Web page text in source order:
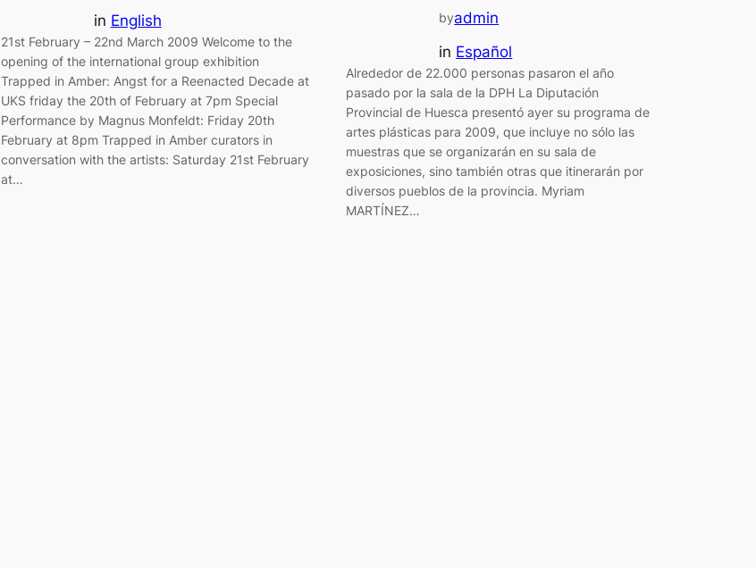
in English
21st February – 22nd March 2009 Welcome to the
opening of the international group exhibition
Trapped in Amber: Angst for a Reenacted Decade at
UKS friday the 20th of February at 7pm Special
Performance by Magnus Monfeldt: Friday 20th
February at 8pm Trapped in Amber curators in
conversation with the artists: Saturday 21st February
at…
byadmin
in Español
Alrededor de 22.000 personas pasaron el año
pasado por la sala de la DPH La Diputación
Provincial de Huesca presentó ayer su programa de
artes plásticas para 2009, que incluye no sólo las
muestras que se organizarán en su sala de
exposiciones, sino también otras que itinerarán por
diversos pueblos de la provincia. Myriam
MARTÍNEZ…